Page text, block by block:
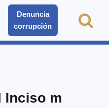
Denuncia
corrupción
Inciso m